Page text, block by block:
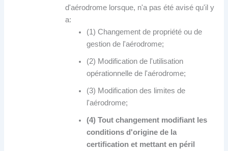
d'aérodrome lorsque, n'a pas été avisé qu'il y
a:
(1) Changement de propriété ou de
gestion de l'aérodrome;
(2) Modification de l'utilisation
opérationnelle de l'aérodrome;
(3) Modification des limites de
l'aérodrome;
(4) Tout changement modifiant les
conditions d'origine de la
certification et mettant en péril